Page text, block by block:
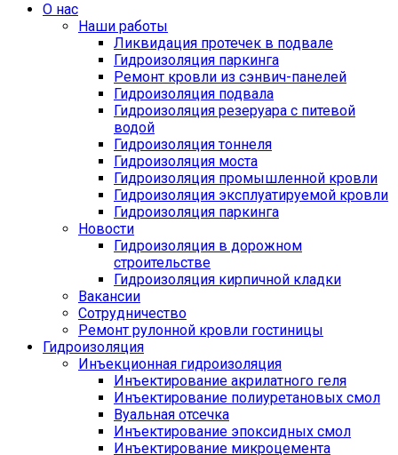
О нас
Наши работы
Ликвидация протечек в подвале
Гидроизоляция паркинга
Ремонт кровли из сэнвич-панелей
Гидроизоляция подвала
Гидроизоляция резеруара с питевой
водой
Гидроизоляция тоннеля
Гидроизоляция моста
Гидроизоляция промышленной кровли
Гидроизоляция эксплуатируемой кровли
Гидроизоляция паркинга
Новости
Гидроизоляция в дорожном
строительстве
Гидроизоляция кирпичной кладки
Вакансии
Сотрудничество
Ремонт рулонной кровли гостиницы
Гидроизоляция
Инъекционная гидроизоляция
Инъектирование акрилатного геля
Инъектирование полиуретановых смол
Вуальная отсечка
Инъектирование эпоксидных смол
Инъектирование микроцемента